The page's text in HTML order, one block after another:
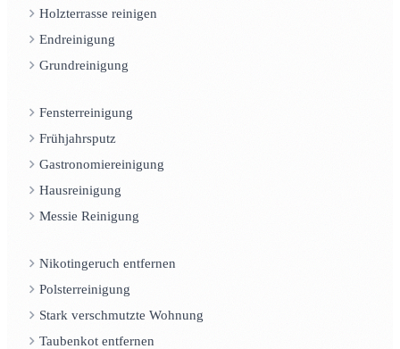
Holzterrasse reinigen
Endreinigung
Grundreinigung
Fensterreinigung
Frühjahrsputz
Gastronomiereinigung
Hausreinigung
Messie Reinigung
Nikotingeruch entfernen
Polsterreinigung
Stark verschmutzte Wohnung
Taubenkot entfernen